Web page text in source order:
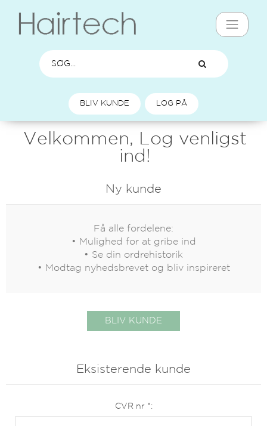
BLIV KUNDE LOG PÅ
Velkommen, Log venligst
ind!
Ny kunde
Få alle fordelene:
• Mulighed for at gribe ind
• Se din ordrehistorik
• Modtag nyhedsbrevet og bliv inspireret
Eksisterende kunde
CVR nr *: